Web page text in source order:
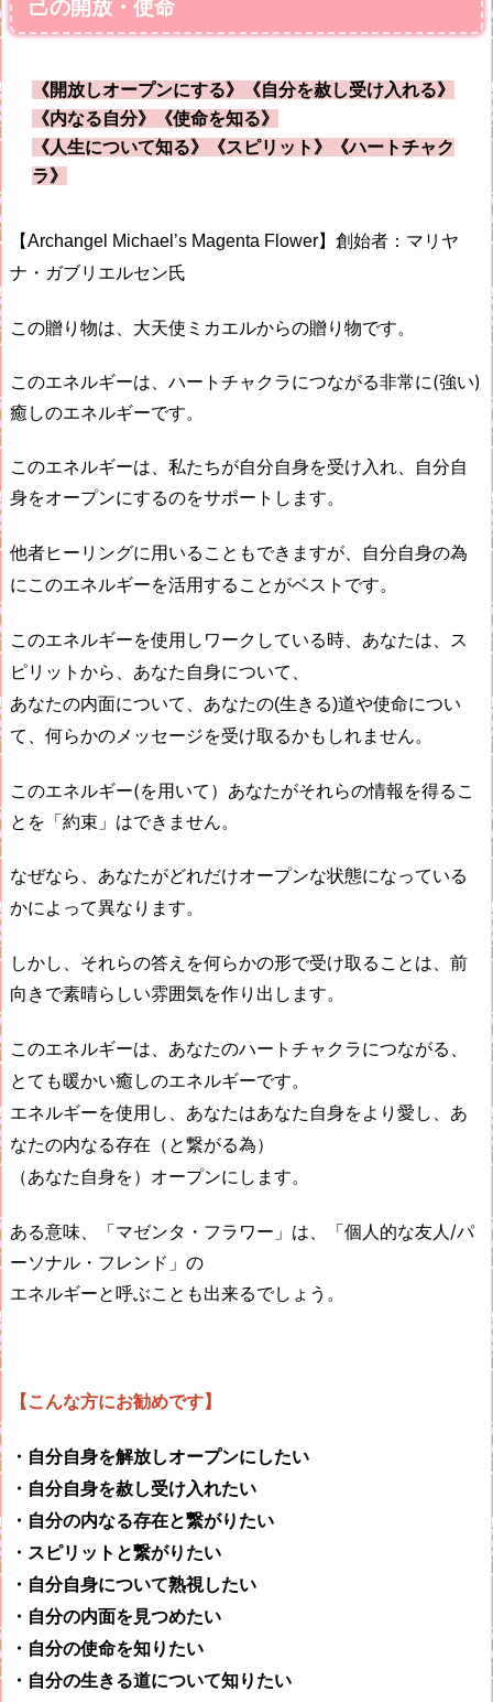
己の開放・使命
《開放しオープンにする》《自分を赦し受け入れる》
《内なる自分》《使命を知る》
《人生について知る》《スピリット》《ハートチャク
ラ》
【Archangel Michael’s Magenta Flower】創始者：マリヤ
ナ・ガブリエルセン氏
この贈り物は、大天使ミカエルからの贈り物です。
このエネルギーは、ハートチャクラにつながる非常に(強い)
癒しのエネルギーです。
このエネルギーは、私たちが自分自身を受け入れ、自分自
身をオープンにするのをサポートします。
他者ヒーリングに用いることもできますが、自分自身の為
にこのエネルギーを活用することがベストです。
このエネルギーを使用しワークしている時、あなたは、ス
ピリットから、あなた自身について、
あなたの内面について、あなたの(生きる)道や使命につい
て、何らかのメッセージを受け取るかもしれません。
このエネルギー(を用いて）あなたがそれらの情報を得るこ
とを「約束」はできません。
なぜなら、あなたがどれだけオープンな状態になっている
かによって異なります。
しかし、それらの答えを何らかの形で受け取ることは、前
向きで素晴らしい雰囲気を作り出します。
このエネルギーは、あなたのハートチャクラにつながる、
とても暖かい癒しのエネルギーです。
エネルギーを使用し、あなたはあなた自身をより愛し、あ
なたの内なる存在（と繋がる為）
（あなた自身を）オープンにします。
ある意味、「マゼンタ・フラワー」は、「個人的な友人 /パ
ーソナル・フレンド」の
エネルギーと呼ぶことも出来るでしょう。
【こんな方にお勧めです】
・自分自身を解放しオープンにしたい
・自分自身を赦し受け入れたい
・自分の内なる存在と繋がりたい
・スピリットと繋がりたい
・自分自身について熟視したい
・自分の内面を見つめたい
・自分の使命を知りたい
・自分の生きる道について知りたい